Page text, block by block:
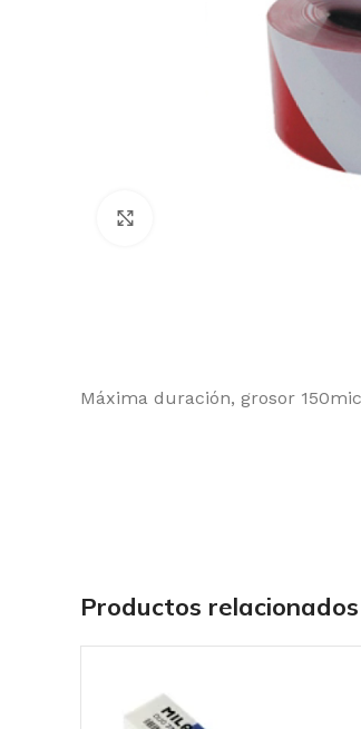
Máxima duración, grosor
Productos relacionados